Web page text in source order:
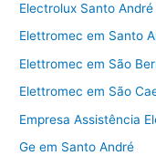
Electrolux Santo
Elettromec em Santo
Elettromec em São
Elettromec em São
Empresa Assistência
Ge em Santo André